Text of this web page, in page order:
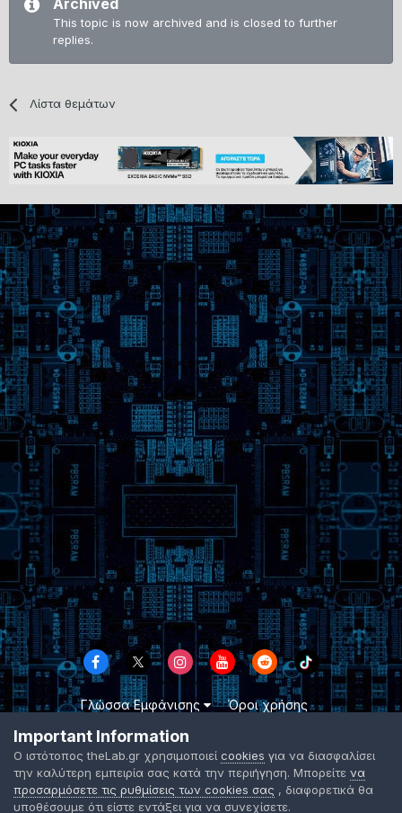
Archived
This topic is now archived and is closed to further
replies.
Λίστα θεμάτων
Γλώσσα Εμφάνισης
Όροι χρήσης
TheLab.gr 2003 -
Powered by Invision Community
Important Information
Ο ιστότοπος theLab.gr χρησιμοποιεί cookies για να διασφαλίσει
την καλύτερη εμπειρία σας κατά την περιήγηση. Μπορείτε να
προσαρμόσετε τις ρυθμίσεις των cookies σας , διαφορετικά θα
υποθέσουμε ότι είστε εντάξει για να συνεχίσετε.